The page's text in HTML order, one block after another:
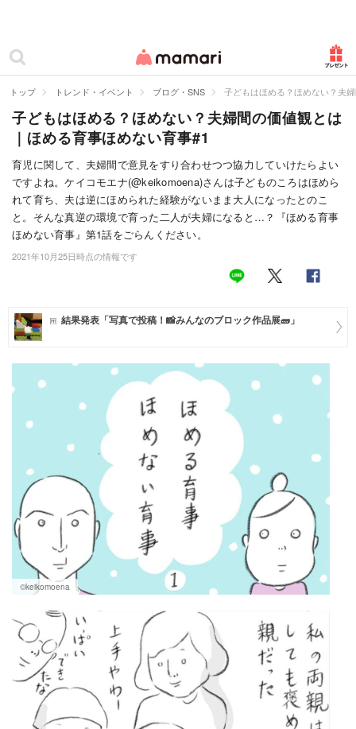
ママリ
カテゴリー一覧
妊娠
出産
赤ちゃん・育児
子育て・家族
病院
お仕事
マネー
トレンド・イベント
トップ トレンド・イベント ブログ・SNS 子どもはほめる？ほめない？夫
子どもはほめる？ほめない？夫婦間の価値観とは
｜ほめる育事ほめない育事#1
育児に関して、夫婦間で意見をすり合わせつつ協力していけたらよい
ですよね。ケイコモエナ(@keikomoena)さんは子どものころはほめら
れて育ち、夫は逆にほめられた経験がないまま大人になったとのこ
と。そんな真逆の環境で育った二人が夫婦になると…？『ほめる育事
ほめない育事』第1話をごらんください。
2021年10月25日時点の情報です
結果発表「写真で投稿！📸みんなのブロック作品展🧱」
©keikomoena